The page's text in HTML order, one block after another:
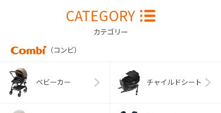
CATEGORY
カテゴリー
（コンビ）
ベビーカー チャイルドシート